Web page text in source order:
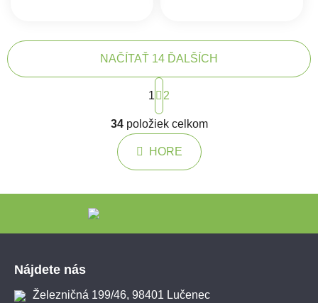
Ovládacie prvky výpisu
NAČÍTAŤ 14 ĎALŠÍCH
Stránkovanie
1 2
34položiek celkom
HORE
Nájdete nás
Železničná 199/46, 98401 Lučenec